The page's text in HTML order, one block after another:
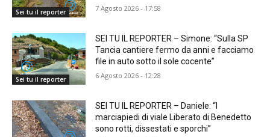
Sei tu il reporter 7 Agosto 2026 - 17:58
Sei tu il reporter
SEI TU IL REPORTER – Simone: “Sulla SP
Tancia cantiere fermo da anni e facciamo
file in auto sotto il sole cocente”
6 Agosto 2026 - 12:28
SEI TU IL REPORTER – Daniele: “I
marciapiedi di viale Liberato di Benedetto
sono rotti, dissestati e sporchi”